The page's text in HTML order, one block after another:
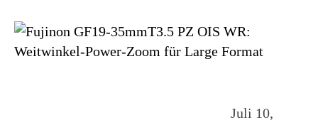
Juli 10,